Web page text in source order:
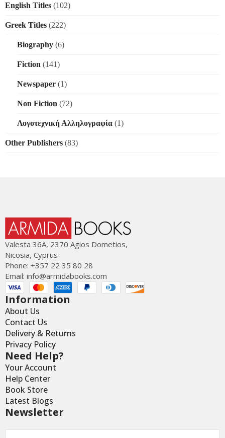
English Titles (102)
Greek Titles (222)
Biography (6)
Fiction (141)
Newspaper (1)
Non Fiction (72)
Λογοτεχνική Αλληλογραφία (1)
Other Publishers (83)
Valesta 36Α, 2370 Agios Dometios,
Nicosia, Cyprus
Phone: +357 22 35 80 28
Email: info@armidabooks.com
Information
About Us
Contact Us
Delivery & Returns
Privacy Policy
Need Help?
Your Account
Help Center
Book Store
Latest Blogs
Newsletter
Email*